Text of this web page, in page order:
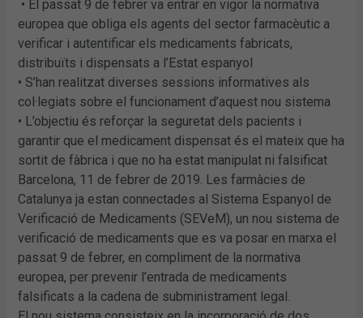
• El passat 9 de febrer va entrar en vigor la normativa
europea que obliga els agents del sector farmacèutic a
verificar i autentificar els medicaments fabricats,
distribuïts i dispensats a l’Estat espanyol
• S’han realitzat diverses sessions informatives als
col·legiats sobre el funcionament d’aquest nou sistema
• L’objectiu és reforçar la seguretat dels pacients i
garantir que el medicament dispensat és el mateix que ha
sortit de fàbrica i que no ha estat manipulat ni falsificat
Barcelona, 11 de febrer de 2019. Les farmàcies de
Catalunya ja estan connectades al Sistema Espanyol de
Verificació de Medicaments (SEVeM), un nou sistema de
verificació de medicaments que es va posar en marxa el
passat 9 de febrer, en compliment de la normativa
europea, per prevenir l’entrada de medicaments
falsificats a la cadena de subministrament legal.